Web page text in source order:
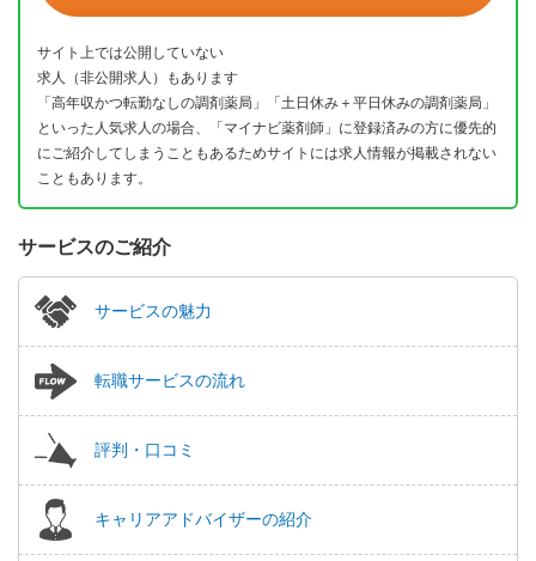
サイト上では公開していない
求人（非公開求人）もあります
「高年収かつ転勤なしの調剤薬局」「土日休み＋平日休みの調剤薬局」
といった人気求人の場合、「マイナビ薬剤師」に登録済みの方に優先的
にご紹介してしまうこともあるためサイトには求人情報が掲載されない
こともあります。
サービスのご紹介
サービスの魅力
転職サービスの流れ
評判・口コミ
キャリアアドバイザーの紹介